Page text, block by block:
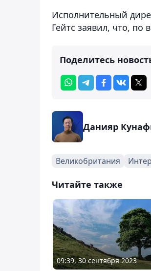
Исполнительный
Гейтс заявил, что, по
Поделитесь
Данияр
Великобритания
Читайте также
09:39, 30 сентября 2023